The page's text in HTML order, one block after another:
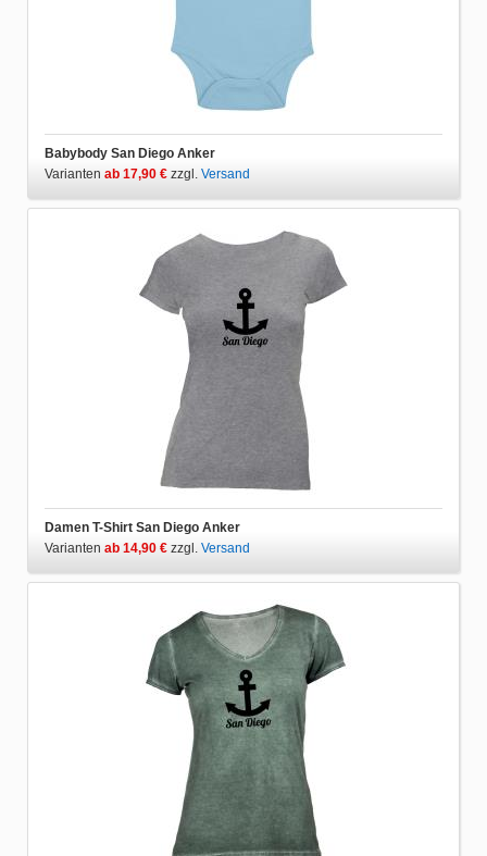
Babybody San Diego Anker
Varianten ab 17,90 € zzgl. Versand
Damen T-Shirt San Diego Anker
Varianten ab 14,90 € zzgl. Versand